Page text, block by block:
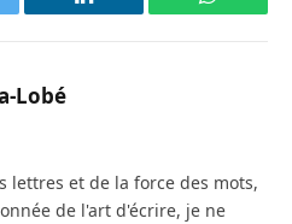
LinkedIn
Lobé
lettres et de la force des mots,
de l'art d'écrire, je ne